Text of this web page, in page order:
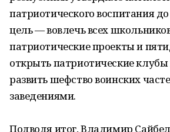
патриотического воспитания до
цель — вовлечь всех
патриотические проекты и
открыть патриотические клубы
развить шефство воинских
заведениями.
Подводя итог, Владимир